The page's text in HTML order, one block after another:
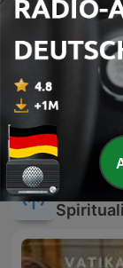
4050 Ve por tu
03 Aug. 2026
Mehr